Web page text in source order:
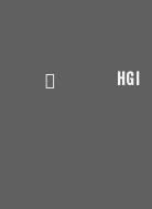
HGI